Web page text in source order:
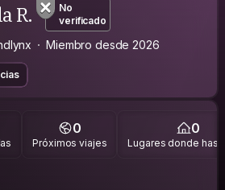
R.
No
verificado
Miembro desde 2026
0
Próximos viajes
0
Lugares donde has